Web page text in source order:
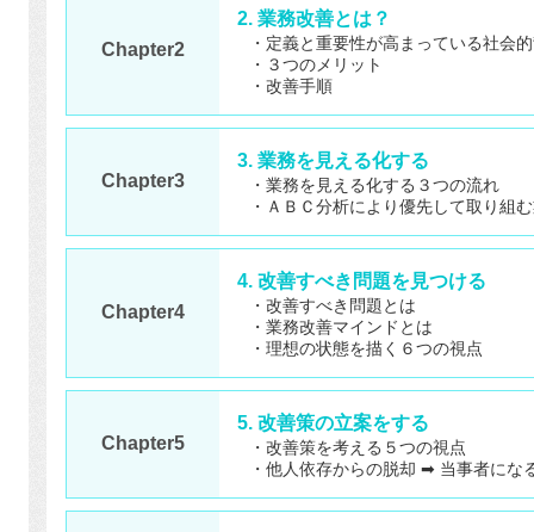
Chapter2
2. 業務改善とは？
・定義と重要性が高まっている社会
・３つのメリット
・改善手順
Chapter3
3. 業務を見える化する
・業務を見える化する３つの流れ
・ＡＢＣ分析により優先して取り組
Chapter4
4. 改善すべき問題を見つける
・改善すべき問題とは
・業務改善マインドとは
・理想の状態を描く６つの視点
Chapter5
5. 改善策の立案をする
・改善策を考える５つの視点
・他人依存からの脱却 ➡ 当事者にな